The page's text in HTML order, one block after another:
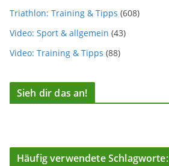
Triathlon: Training & Tipps (608)
Video: Sport & allgemein (43)
Video: Training & Tipps (88)
Sieh dir das an!
Häufig verwendete Schlagworte: